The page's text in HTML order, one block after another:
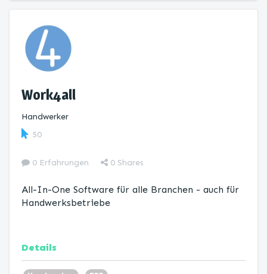
Work4all
Handwerker
50
0 Erfahrungen 0 Shares
All-In-One Software für alle Branchen - auch für
Handwerksbetriebe
Details